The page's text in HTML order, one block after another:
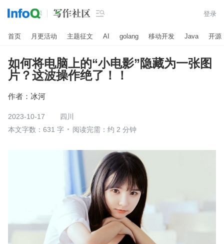
 登录
首页 月更活动 主题征文 AI golang 移动开发 Java 开源
如何将电脑上的“小电影”隐藏为一张图
片？这波操作绝了！！
作者： 冰河
2023-10-17
四川
本文字数：631 字
阅读完需：约 2 分钟